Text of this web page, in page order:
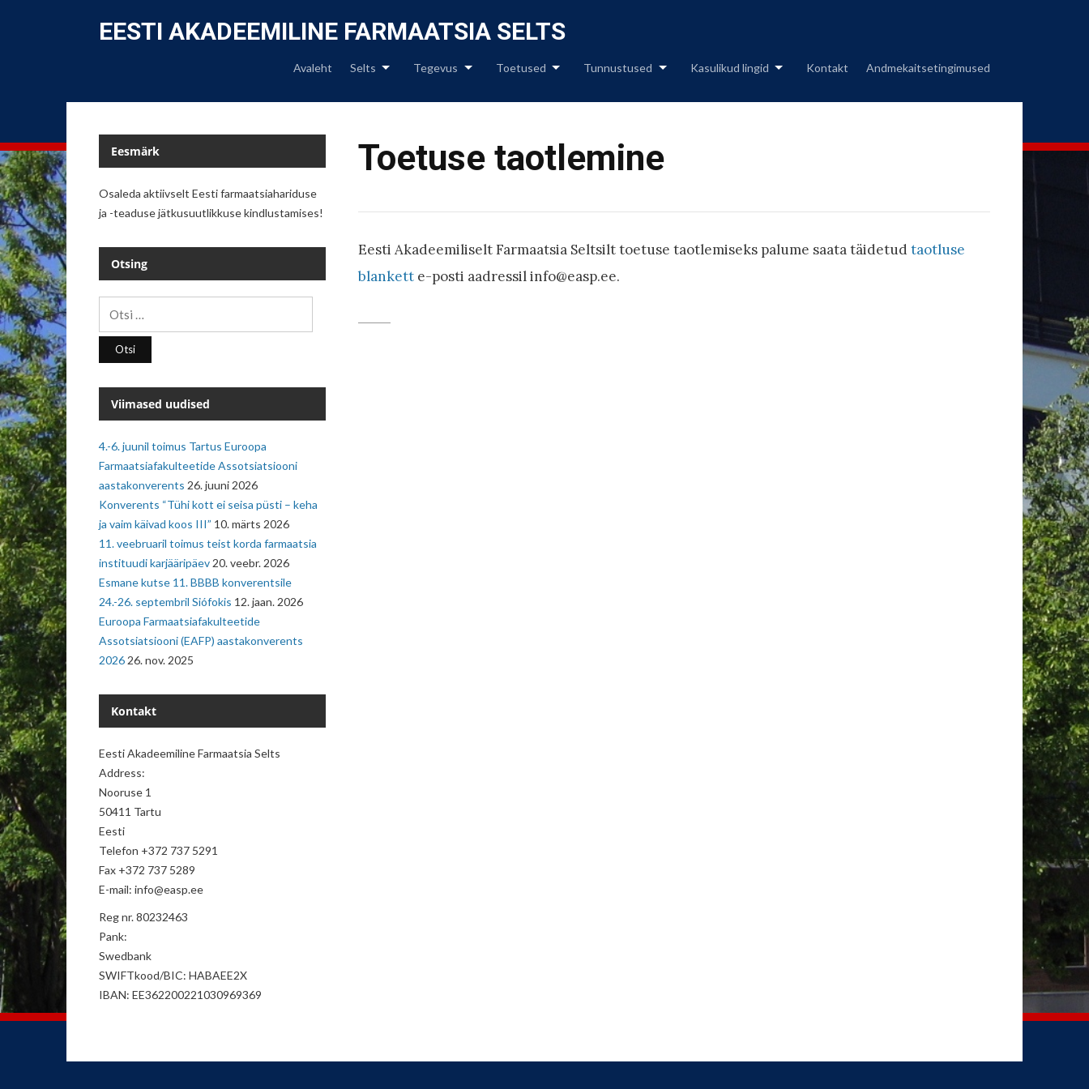
content
EESTI AKADEEMILINE FARMAATSIA SELTS
Avaleht Selts Tegevus Toetused Tunnustused Kasulikud lingid Kontakt Andmekaitsetingimused
Toetuse taotlemine
Eesti Akadeemiliselt Farmaatsia Seltsilt toetuse taotlemiseks palume saata täidetudtaotluse
blankett e-posti aadressil info@easp.ee.
Eesmärk
Osaleda aktiivselt Eesti farmaatsiahariduse
ja -teaduse jätkusuutlikkuse kindlustamises!
Otsing
Viimased uudised
4.-6. juunil toimus Tartus Euroopa
Farmaatsiafakulteetide Assotsiatsiooni
aastakonverents 26. juuni 2026
Konverents “Tühi kott ei seisa püsti – keha
ja vaim käivad koos III” 10. märts 2026
11. veebruaril toimus teist korda farmaatsia
instituudi karjääripäev 20. veebr. 2026
Esmane kutse 11. BBBB konverentsile
24.-26. septembril Siófokis 12. jaan. 2026
Euroopa Farmaatsiafakulteetide
Assotsiatsiooni (EAFP) aastakonverents
2026 26. nov. 2025
Kontakt
Eesti Akadeemiline Farmaatsia Selts
Address:
Nooruse 1
50411 Tartu
Eesti
Telefon +372 737 5291
Fax +372 737 5289
E-mail: info@easp.ee
Reg nr. 80232463
Pank:
Swedbank
SWIFTkood/BIC: HABAEE2X
IBAN: EE362200221030969369